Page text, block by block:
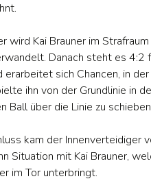
wird Kai Brauner im
Danach steht es 4:2
sich Chancen, in
ihn von der Grundlinie in
Ball über die Linie zu
kam der Innenverteidiger
Situation mit Kai Brauner,
im Tor unterbringt.